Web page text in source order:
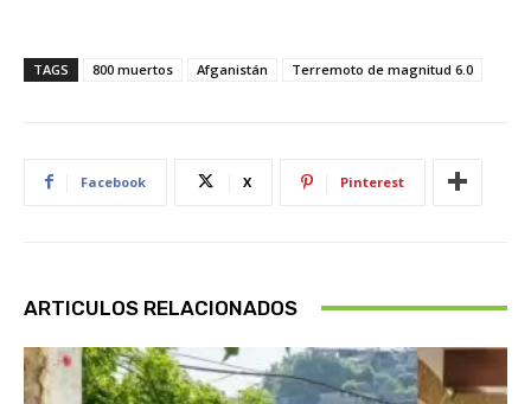
TAGS 800 muertos Afganistán Terremoto de magnitud 6.0
Facebook X Pinterest
ARTICULOS RELACIONADOS